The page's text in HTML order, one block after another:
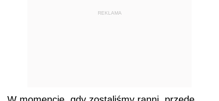
REKLAMA